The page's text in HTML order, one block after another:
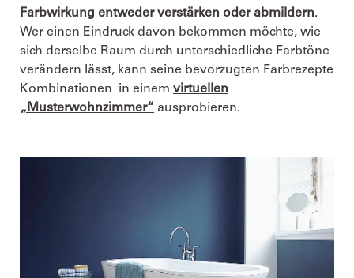
Farbwirkung entweder verstärken oder abmildern.
Wer einen Eindruck davon bekommen möchte, wie
sich derselbe Raum durch unterschiedliche Farbtöne
verändern lässt, kann seine bevorzugten Farbrezepte
Kombinationen in einem virtuellen
„Musterwohnzimmer“ ausprobieren.